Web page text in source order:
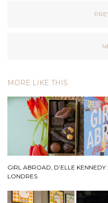
MORE LIKE THIS
GIRL ABROAD, D’ELLE
LONDRES